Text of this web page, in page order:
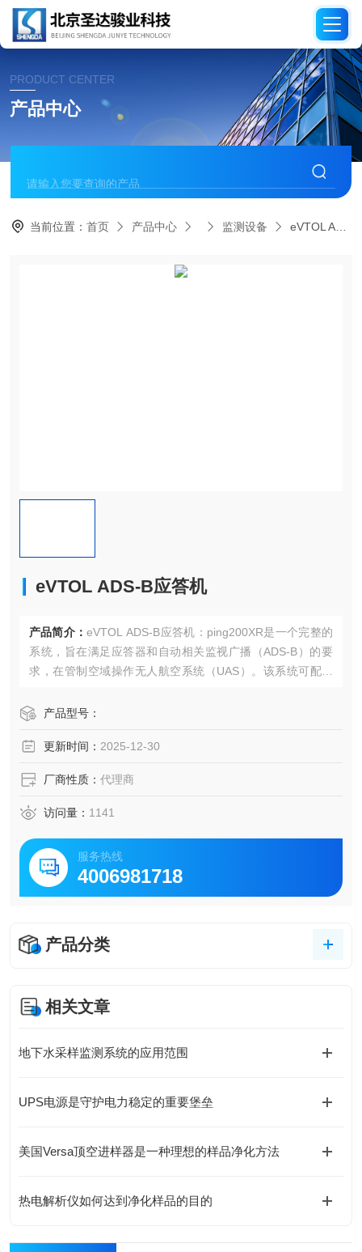
PRODUCT CENTER
产品中心
当前位置：首页 产品中心 监测设备 eVTOL ADS-B应答机
eVTOL ADS-B应答机
产品简介： eVTOL ADS-B应答机：ping200XR是一个完整的
系统，旨在满足应答器和自动相关监视广播（ADS-B）的要
求，在管制空域操作无人航空系统（UAS）。该系统可配置
组合。产品型号：
更新时间： 2025-12-30
厂商性质： 代理商
访问量： 1141
服务热线
4006981718
产品分类
相关文章
地下水采样监测系统的应用范围
UPS电源是守护电力稳定的重要堡垒
美国Versa顶空进样器是一种理想的样品净化方法
热电解析仪如何达到净化样品的目的